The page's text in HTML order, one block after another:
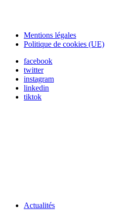
Mentions légales
Politique de cookies (UE)
facebook
twitter
instagram
linkedin
tiktok
Actualités